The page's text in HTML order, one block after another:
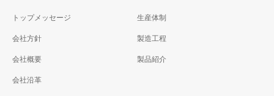
トップメッセージ
会社方針
会社概要
会社沿革
生産体制
製造工程
製品紹介